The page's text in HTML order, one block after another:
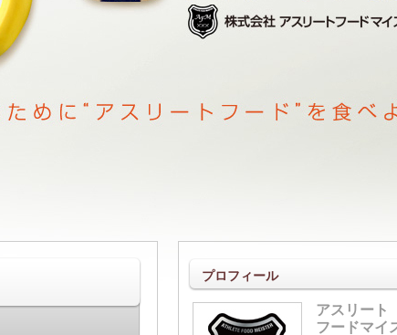
プロフィール
アスリート
フードマイ